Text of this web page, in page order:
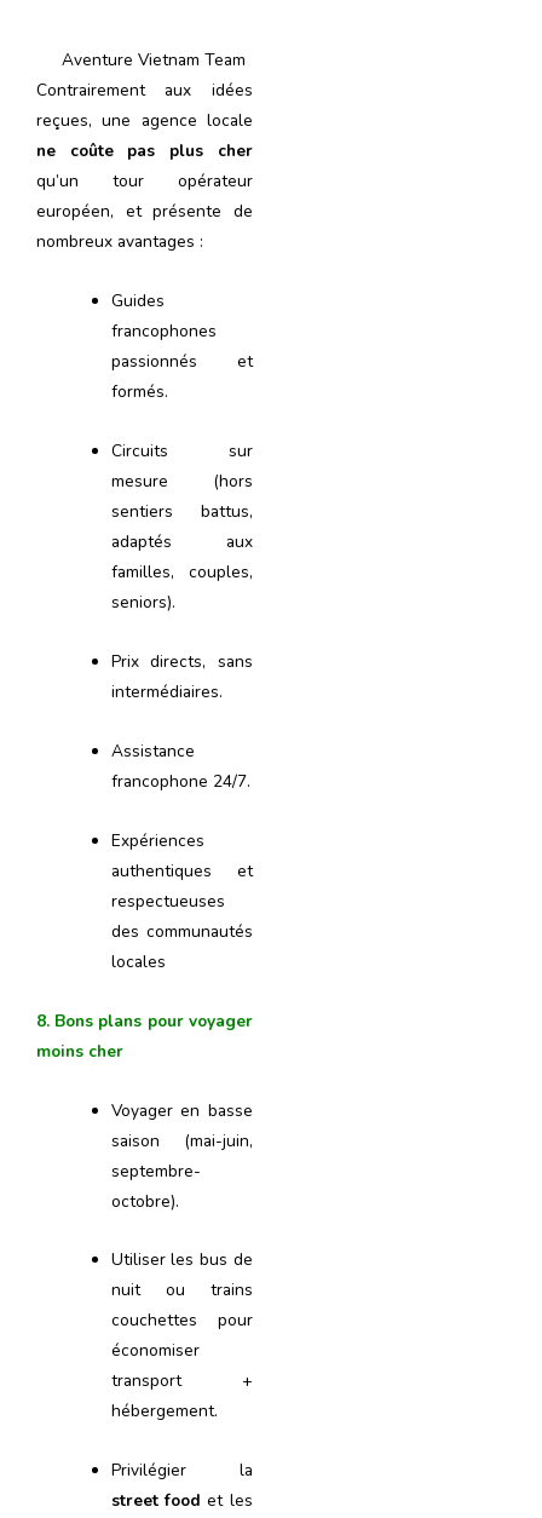
Aventure Vietnam Team
Contrairement aux idées
reçues, une agence locale
ne coûte pas plus cher
qu’un tour opérateur
européen, et présente de
nombreux avantages :
Guides
francophones
passionnés et
formés.
Circuits sur
mesure (hors
sentiers battus,
adaptés aux
familles, couples,
seniors).
Prix directs, sans
intermédiaires.
Assistance
francophone 24/7.
Expériences
authentiques et
respectueuses
des communautés
locales
8. Bons plans pour voyager
moins cher
Voyager en basse
saison (mai-juin,
septembre-
octobre).
Utiliser les bus de
nuit ou trains
couchettes pour
économiser
transport +
hébergement.
Privilégier la
street food et les